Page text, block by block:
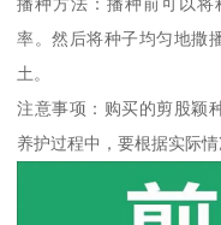
率。然后将种子均匀地撒
土。
注意事项：购买的剪股颖
养护过程中，要根据实际